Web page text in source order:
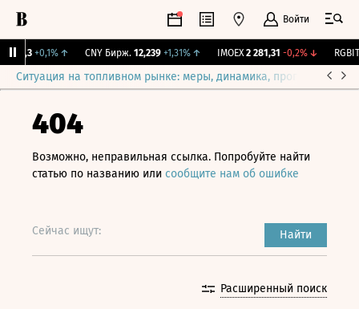
Войти
+0,1% ↑ CNY Бирж. 12,239 +1,31% ↑ IMOEX 2 281,31 -0,2%↓ RGBITR
Ситуация на топливном рынке: меры, динамика, прогнозы
404
Возможно, неправильная ссылка. Попробуйте найти
статью по названию или сообщите нам об ошибке
Сейчас ищут: Найти
Расширенный поиск